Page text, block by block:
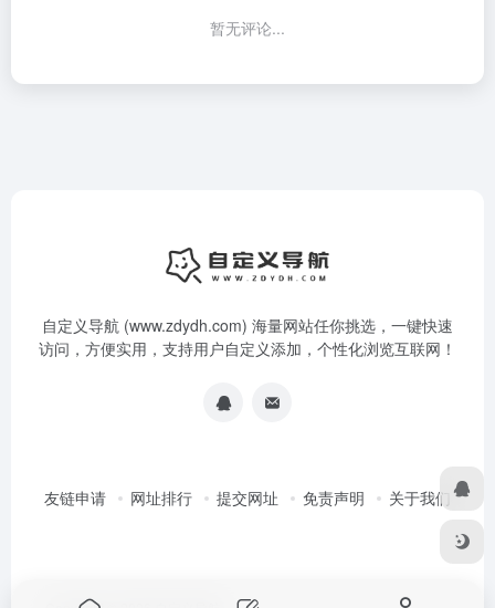
暂无评论...
自定义导航 (www.zdydh.com) 海量网站任你挑选，一键快速
访问，方便实用，支持用户自定义添加，个性化浏览互联网！
友链申请 网址排行 提交网址 免责声明 关于我们